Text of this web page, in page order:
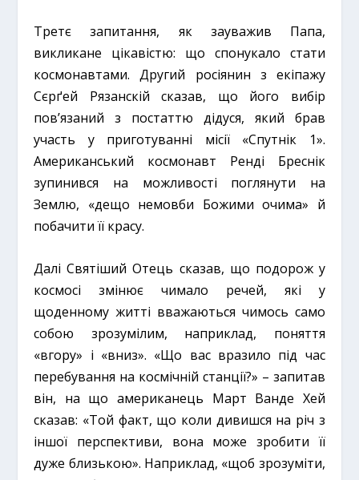
Третє запитання, як зауважив Папа,
викликане цікавістю: що спонукало стати
космонавтами. Другий росіянин з екіпажу
Сєрґей Рязанскій сказав, що його вибір
пов’язаний з постаттю дідуся, який брав
участь у приготуванні місії «Спутнік 1».
Американський космонавт Ренді Бреснік
зупинився на можливості поглянути на
Землю, «дещо немовби Божими очима» й
побачити її красу.
Далі Святіший Отець сказав, що подорож у
космосі змінює чимало речей, які у
щоденному житті вважаються чимось само
собою зрозумілим, наприклад, поняття
«вгору» і «вниз». «Що вас вразило під час
перебування на космічній станції?» – запитав
він, на що американець Март Ванде Хей
сказав: «Той факт, що коли дивишся на річ з
іншої перспективи, вона може зробити її
дуже близькою». Наприклад, «щоб зрозуміти,